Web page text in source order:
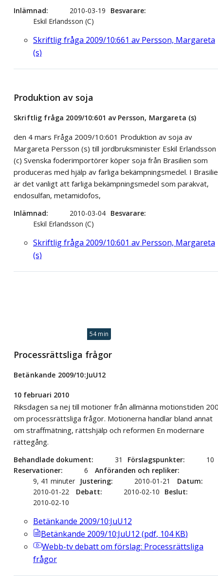
Inlämnad 2010-03-19
Besvarare
Eskil Erlandsson (C)
Skriftlig fråga 2009/10:661 av Persson, Margareta
(s)
Produktion av soja
Skriftlig fråga 2009/10:601 av Persson, Margareta (s)
den 4 mars Fråga 2009/10:601 Produktion av soja av
Margareta Persson (s) till jordbruksminister Eskil Erlandsson
(c) Svenska foderimportörer köper soja från Brasilien som
produceras med hjälp av farliga bekämpningsmedel. I
är det vanligt att farliga bekämpningsmedel som parakvat,
endosulfan, metamidofos,
Inlämnad 2010-03-04 Besvarare
Eskil Erlandsson (C)
Skriftlig fråga 2009/10:601 av Persson, Margareta
(s)
54 min
Processrättsliga frågor
Betänkande 2009/10:JuU12
10 februari 2010
Riksdagen sa nej till motioner från allmänna motionstiden
om processrättsliga frågor. Motionerna handlar bland annat
om straffmätning, rättshjälp och reformen En modernare
rättegång.
Behandlade dokument 31 Förslagspunkter
10
Reservationer
6
Anföranden och repliker
9, 41 minuter
Justering 2010-01-21
Datum
2010-01-22
Debatt 2010-02-10
Beslut
2010-02-10
Betänkande 2009/10:JuU12
Betänkande 2009/10:JuU12 (pdf, 104 KB)
Webb-tvdebatt om förslag: Processrättsliga
frågor